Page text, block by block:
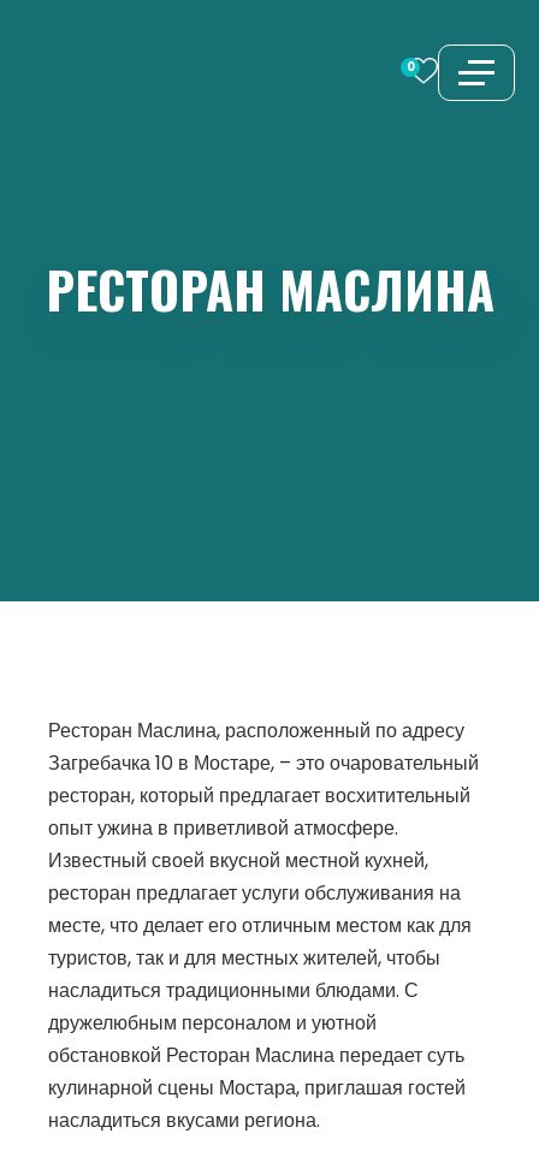
0
РЕСТОРАН МАСЛИНА
Ресторан Маслина, расположенный по адресу
Загребачка 10 в Мостаре, – это очаровательный
ресторан, который предлагает восхитительный
опыт ужина в приветливой атмосфере.
Известный своей вкусной местной кухней,
ресторан предлагает услуги обслуживания на
месте, что делает его отличным местом как для
туристов, так и для местных жителей, чтобы
насладиться традиционными блюдами. С
дружелюбным персоналом и уютной
обстановкой Ресторан Маслина передает суть
кулинарной сцены Мостара, приглашая гостей
насладиться вкусами региона.